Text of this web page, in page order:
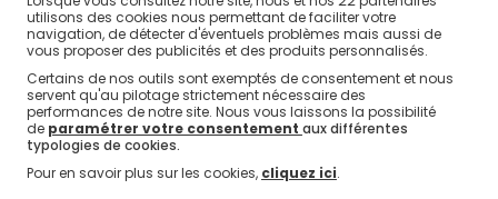
deuxième aiguille n°4, pour reconstituer au final un rang
avec les 22 (26, 30) mailles initiales.
• Poursuivre les côtes 1/1 pendant 10 (13, 15) cm.
• Rabattre et rentrer les fils.
utilisons des cookies nous permettant de faciliter votre
navigation, de détecter d'éventuels problèmes mais aussi de
vous proposer des publicités et des produits personnalisés.
Certains de nos outils sont exemptés de consentement et nous
servent qu'au pilotage strictement nécessaire des
performances de notre site. Nous vous laissons la possibilité
de paramétrer votre consentement aux différentes
typologies de cookies.
Pour en savoir plus sur les cookies, cliquez ici.